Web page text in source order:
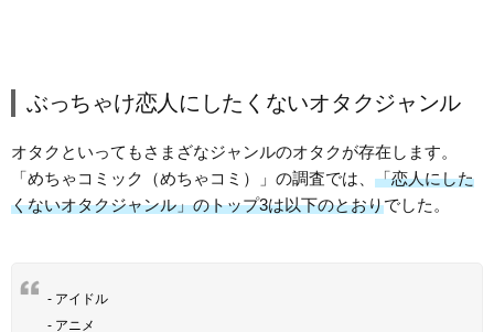
ぶっちゃけ恋人にしたくないオタクジャンル
オタクといってもさまざなジャンルのオタクが存在します。
「めちゃコミック（めちゃコミ）」の調査では、 「恋人にした
くないオタクジャンル」のトップ3は以下のとおりでした。
- アイドル
- アニメ